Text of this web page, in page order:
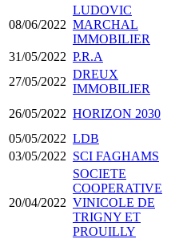
08/06/2022
LUDOVIC
MARCHAL
IMMOBILIER
31/05/2022 P.R.A
27/05/2022
DREUX
IMMOBILIER
26/05/2022 HORIZON 2030
05/05/2022 LDB
03/05/2022 SCI FAGHAMS
20/04/2022
SOCIETE
COOPERATIVE
VINICOLE DE
TRIGNY ET
PROUILLY